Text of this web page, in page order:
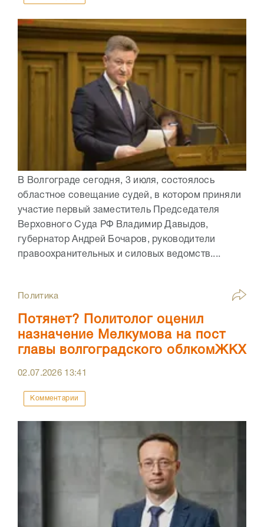
В Волгограде сегодня, 3 июля, состоялось
областное совещание судей, в котором приняли
участие первый заместитель Председателя
Верховного Суда РФ Владимир Давыдов,
губернатор Андрей Бочаров, руководители
правоохранительных и силовых ведомств....
Политика
Потянет? Политолог оценил
назначение Мелкумова на пост
главы волгоградского облкомЖКХ
02.07.2026 13:41
Комментарии